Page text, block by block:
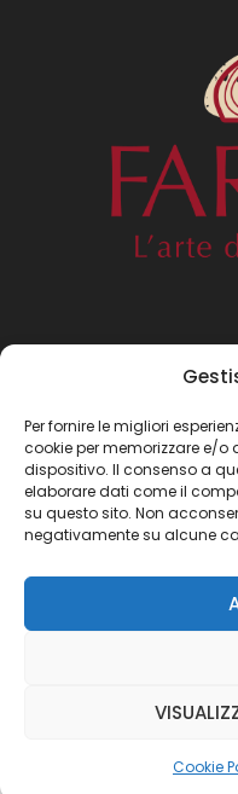
Per fornire le migliori
cookie per memorizzare e/
dispositivo. Il consenso a
elaborare dati come il
su questo sito. Non
negativamente su alcune
Cookie
| Piva